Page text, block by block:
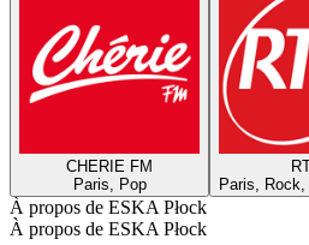
CHERIE FM
Paris, Pop
Paris,
À propos de ESKA Płock
À propos de ESKA Płock